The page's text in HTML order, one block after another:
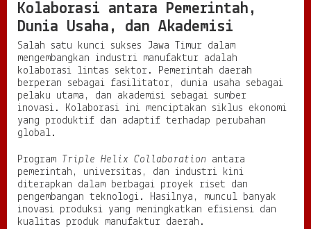
Kolaborasi antara Pemerintah,
Dunia Usaha, dan Akademisi
Salah satu kunci sukses Jawa Timur dalam
mengembangkan industri manufaktur adalah
kolaborasi lintas sektor. Pemerintah daerah
berperan sebagai fasilitator, dunia usaha sebagai
pelaku utama, dan akademisi sebagai sumber
inovasi. Kolaborasi ini menciptakan siklus ekonomi
yang produktif dan adaptif terhadap perubahan
global.
Program Triple Helix Collaboration antara
pemerintah, universitas, dan industri kini
diterapkan dalam berbagai proyek riset dan
pengembangan teknologi. Hasilnya, muncul banyak
inovasi produksi yang meningkatkan efisiensi dan
kualitas produk manufaktur daerah.